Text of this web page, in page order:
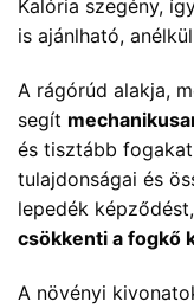
Kalória szegény,
is ajánlható,
A rágórúd alakja,
segít
és tisztább
tulajdonságai és
lepedék
csökkenti a fogkő
A növényi